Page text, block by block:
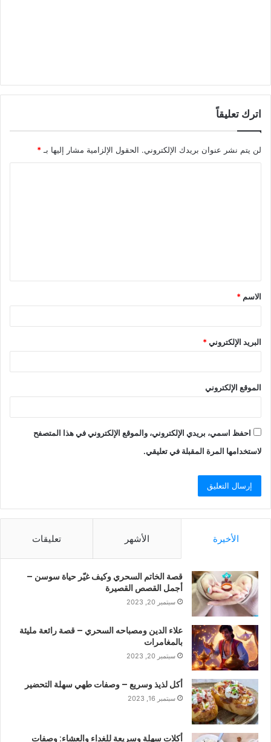
اترك تعليقاً
لن يتم نشر عنوان بريدك الإلكتروني. الحقول الإلزامية مشار إليها بـ *
الاسم *
البريد الإلكتروني*
الموقع الإلكتروني
احفظ اسمي، بريدي الإلكتروني، والموقع الإلكتروني في هذا المتصفح
لاستخدامها المرة المقبلة في تعليقي.
الأخيرة الأشهر تعليقات
قصة الخاتم السحري وكيف غيّر حياة سوسن –
أجمل القصص القصيرة
سبتمبر 20, 2023
علاء الدين ومصباحه السحري – قصة رائعة مليئة
بالمغامرات
سبتمبر 20, 2023
أكل لذيذ وسريع – وصفات طهي سهلة التحضير
سبتمبر 16, 2023
أكلات سهلة وسريعة للغداء والعشاء: وصفات